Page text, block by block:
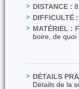
DISTANCE :
DIFFICULTÉ :
MATÉRIEL :
boire, de quoi
DÉTAILS
Détails de la